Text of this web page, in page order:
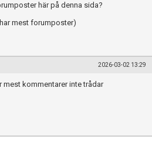
här på denna sida?
mest forumposter)
2026-03-02 13:29
kommentarer inte trådar
Privacy Policy